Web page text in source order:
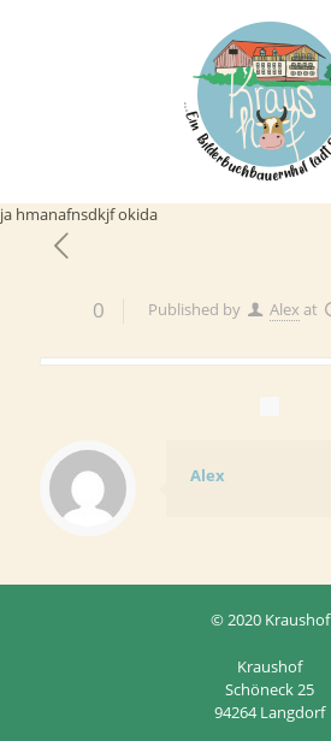
ja hmanafnsdkjf okida
0 Published by Alex at
Alex
© 2020 Kraushof
Kraushof
Schöneck 25
94264 Langdorf